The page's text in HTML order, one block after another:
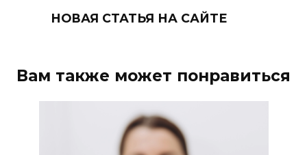
НОВАЯ СТАТЬЯ НА САЙТЕ
Вам также может понравиться